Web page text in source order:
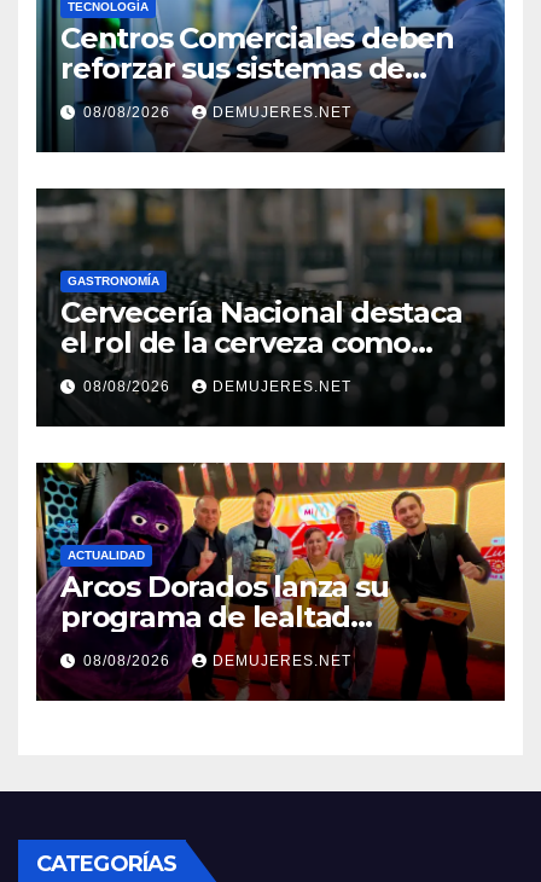
TECNOLOGÍA
Centros Comerciales deben
reforzar sus sistemas de
seguridad ante el
incremento de visitantes por
el Décimo Tercer Mes
08/08/2026 DEMUJERES.NET
GASTRONOMÍA
Cervecería Nacional destaca
el rol de la cerveza como
motor de desarrollo
económico y sostenibilidad
en Panamá
08/08/2026 DEMUJERES.NET
ACTUALIDAD
Arcos Dorados lanza su
programa de lealtad
‘MiMcDonald’s y reconoce a
tres de sus clientes más
leales de Panamá
08/08/2026 DEMUJERES.NET
CATEGORÍAS